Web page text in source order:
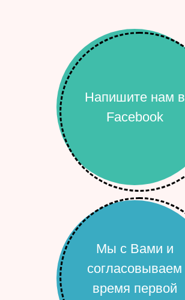
Напишите нам в
Facebook
Мы с Вами и
согласовываем
время первой